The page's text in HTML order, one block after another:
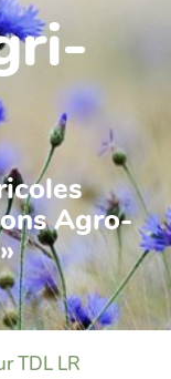
Agro-
TDL LR